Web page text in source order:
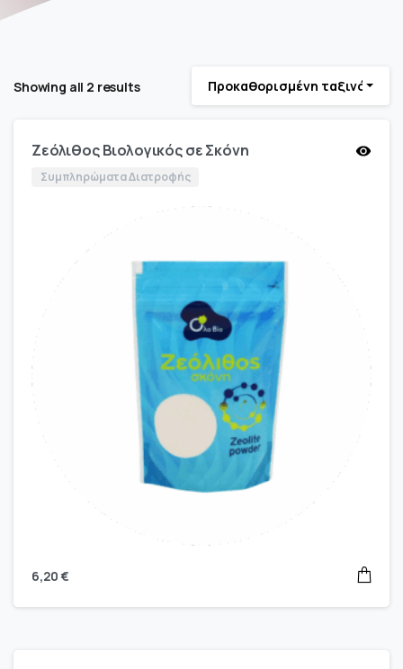
Showing all 2 results Προκαθορισμένη ταξινόμηση
Ζεόλιθος Βιολογικός σε Σκόνη
Συμπληρώματα Διατροφής
6,20 €